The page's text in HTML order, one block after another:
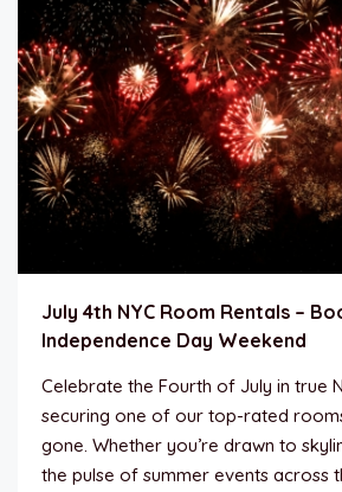
July 4th NYC Room Rentals –
Independence Day Weekend
Celebrate the Fourth of July in true
securing one of our top-rated
gone. Whether you’re drawn to
the pulse of summer events across